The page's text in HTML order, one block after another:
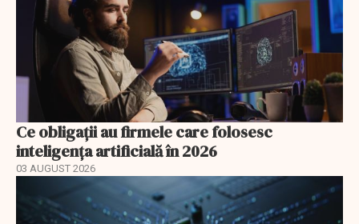
Ce obligații au firmele care folosesc
inteligența artificială în 2026
03 AUGUST 2026